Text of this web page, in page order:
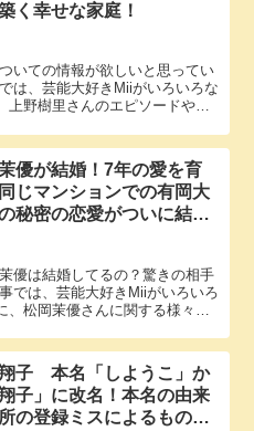
く幸せな家庭！
いての情報が欲しいと思ってい
は、芸能大好きMiiがいろいろな
上野樹里さんのエピソードやパ
優が結婚！7年の愛を育
じマンションでの有岡大
秘密の恋愛がついに結
優は結婚してるの？驚きの相手
では、芸能大好きMiiがいろいろ
松岡茉優さんに関する様々な
子 本名「しようこ」か
子」に改名！本名の由来
の登録ミスによるものだ